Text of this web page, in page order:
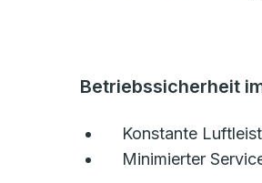
Betriebssicherheit
Konstante
Minimierter